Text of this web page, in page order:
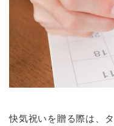
快気祝いを贈る際は、